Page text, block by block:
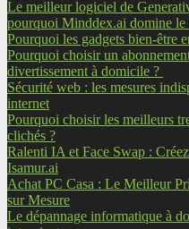
Le meilleur logiciel de
pourquoi Minddex.ai domine le
Pourquoi les gadgets bien-être
Pourquoi choisir un
divertissement à domicile ?
Sécurité web : les mesures
internet
Pourquoi choisir les meilleurs
clichés ?
Ralenti IA et Face Swap :
Isamur.ai
Achat PC Casa : Le Meilleur
sur Mesure
Le dépannage informatique à